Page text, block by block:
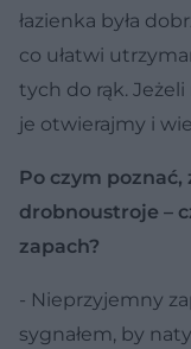
łazienka była
co ułatwi
tych do rąk.
je otwierajmy i
Po czym
drobnoustroje –
zapach?
- Nieprzyjemny
sygnałem, by